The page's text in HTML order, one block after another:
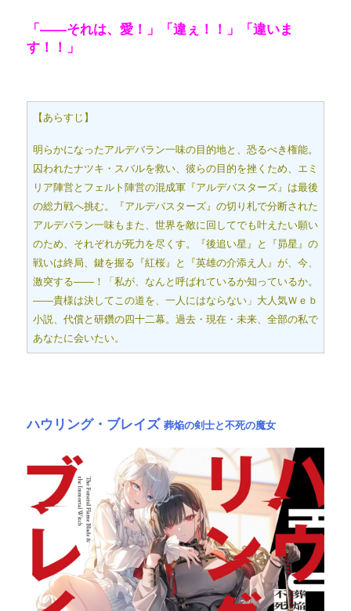
「――それは、愛！」「違ぇ！！」「違いま
す！！」
【あらすじ】
明らかになったアルデバラン一味の目的地と、恐るべき権能。
囚われたナツキ・スバルを救い、彼らの目的を挫くため、エミ
リア陣営とフェルト陣営の混成軍『アルデバスターズ』は最後
の総力戦へ挑む。『アルデバスターズ』の切り札で分断された
アルデバラン一味もまた、世界を敵に回してでも叶えたい願い
のため、それぞれが死力を尽くす。『後追い星』と『昴星』の
戦いは終局、鍵を握る『紅桜』と『英雄の介添え人』が、今、
激突する――！「私が、なんと呼ばれているか知っているか。
――貴様は決してこの道を、一人にはならない」大人気Ｗｅｂ
小説、代償と研鑽の四十二幕。過去・現在・未来、全部の私で
あなたに会いたい。
ハウリング・ブレイズ 葬焔の剣士と不死の魔女